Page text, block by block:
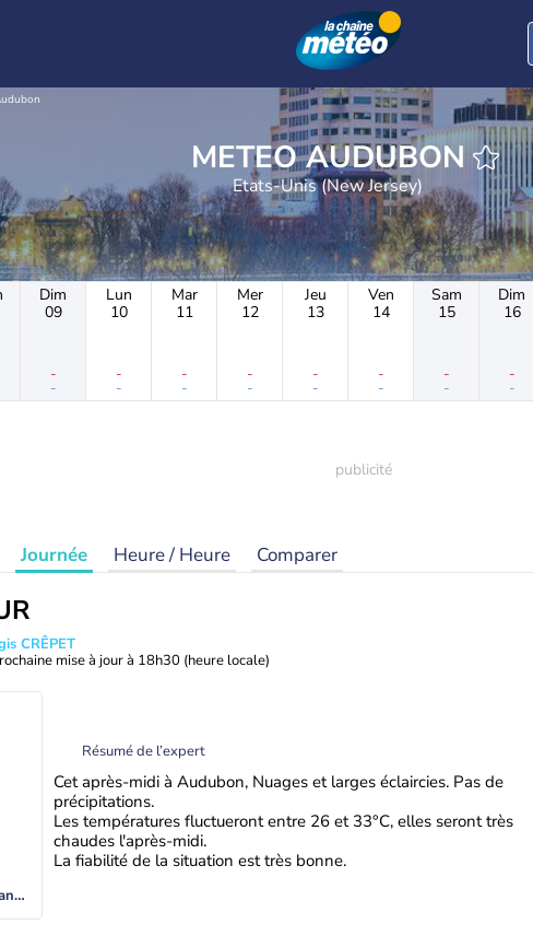
METEO AUDUBON
Etats-Unis (New Jersey)
Dim
09
-
-
Lun
10
-
-
Mar
11
-
-
Mer
12
-
-
Jeu
13
-
-
Ven
14
-
-
Sam
15
-
-
Dim
16
-
-
Journée Heure / Heure Comparer
CRÊPET
mise à jour à 18h30 (heure locale)
Actualités Météo à l'étranger
Résumé de l’expert
Cet après-midi à Audubon, Nuages et larges éclaircies. Pas de
précipitations.
Les températures fluctueront entre 26 et 33°C, elles seront très
chaudes l'après-midi.
La fiabilité de la situation est très bonne.